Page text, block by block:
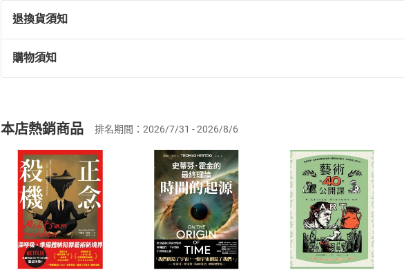
退換貨須知
退換貨規定：
(一)依消費者保護法第19條第1項後段暨通訊交易解除權合理例外情事適用
(二)消費者訂購本店鋪之商品即代表知悉本店鋪所銷售之商品為電子書，
且已下載/存取電子書，不得請求退貨退款。
退貨方式：您欲取消訂單或辦理退貨時，請登入樂天市場，並於「我的訂單
貨」，本店鋪將依您的申請進行審核，待審核通過後將為您辦理退款事宜。
請注意，樂天市場須以整筆訂單為單位進行取消/退貨，恕無法以單支商品取
購物須知
挑選商品
Choose
放入購物車
Shopping cart
登入帳號
Login
購書後，如何開始使用？
Step1.選擇閱讀載具 Step2.登入
本店熱銷商品 排名期間：2026/7/31 - 2026/8/6